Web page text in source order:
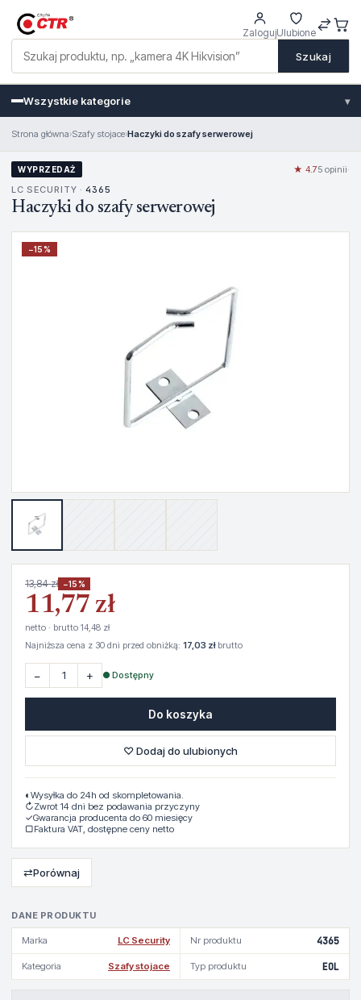
Szukaj
ZalogujUlubione
Wszystkie kategorie ▾
Strona główna›Szafy stojace›Haczyki do szafy serwerowej
WYPRZEDAŻ
LC SECURITY · 4365
Haczyki do szafy serwerowej
★ 4.75 opinii·
−15%
DANE PRODUKTU
Marka LC Security Nr produktu 4365
Kategoria Szafy stojace Typ produktu EOL
13,84 zł −15%
11,77 zł
netto · brutto 14,48 zł
Najniższa cena z 30 dni przed obniżką: 17,03 złbrutto
− + ● Dostępny
Do koszyka
♡ Dodaj do ulubionych
◐ Wysyłka do 24h od skompletowania.
↻Zwrot 14 dni bez podawania przyczyny
✓Gwarancja producenta do 60 miesięcy
▢Faktura VAT, dostępne ceny netto
⇄Porównaj